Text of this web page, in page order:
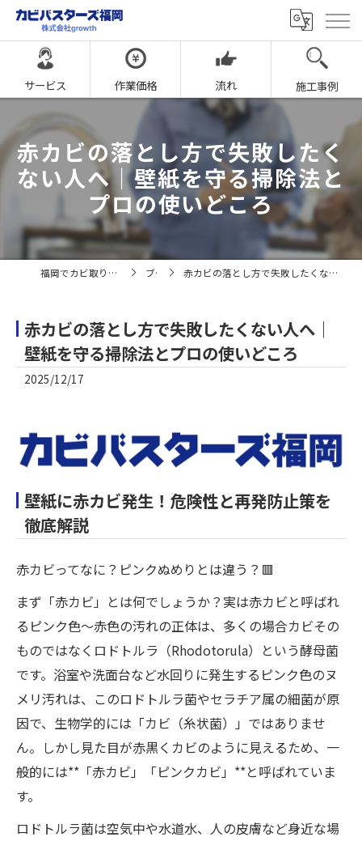
サービス 作業価格 流れ 施工事例
赤カビの落とし方で失敗したく
ない人へ｜壁紙を守る掃除法と
プロの使いどころ
福岡でカビ取りならカビバスターズ福岡 ブログ 赤カビの落とし方で失敗したくない人へ｜壁紙を守る掃除法とプロの使いどころ
赤カビの落とし方で失敗したくない人へ｜
壁紙を守る掃除法とプロの使いどころ
2025/12/17
壁紙に赤カビ発生！危険性と再発防止策を
徹底解説
赤カビってなに？ピンクぬめりとは違う？🟥
まず「赤カビ」とは何でしょうか？実は赤カビと呼ばれ
るピンク色～赤色の汚れの正体は、多くの場合カビその
ものではなくロドトルラ（Rhodotorula）という酵母菌
です。浴室や洗面台など水回りに発生するピンク色のヌ
メリ汚れは、このロドトルラ菌やセラチア属の細菌が原
因で、生物学的には「カビ（糸状菌）」ではありませ
ん。しかし見た目が赤黒くカビのように見えるため、一
般的には**「赤カビ」「ピンクカビ」**と呼ばれていま
す。
ロドトルラ菌は空気中や水道水、人の皮膚など身近な場